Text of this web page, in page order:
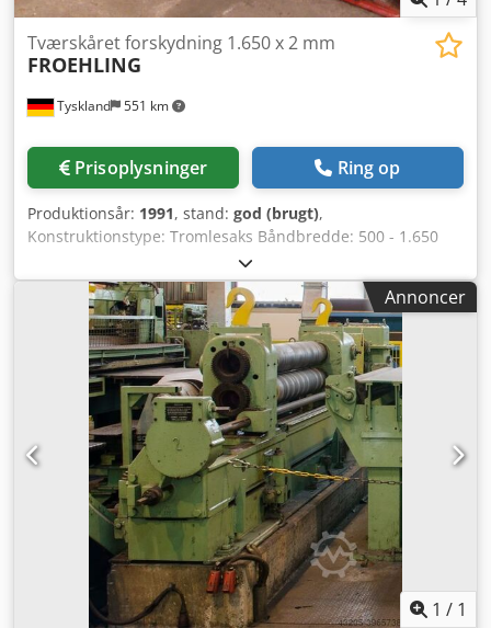
Tyskland 551 km
Tværskåret forskydning 1.650 x 2 mm
FROEHLING
Prisoplysninger Ring op
Produktionsår: 1991, stand: god (brugt),
Konstruktionstype: Tromlesaks Båndbredde: 500 - 1.650
mm Dsdsgnyy Tjpfx Akwock Båndtykkelse: 0,3 - 2 mm
Annoncer
1 / 1